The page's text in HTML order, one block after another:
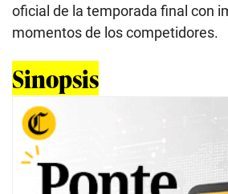
oficial de la temporada final con
momentos de los competidores.
Sinopsis